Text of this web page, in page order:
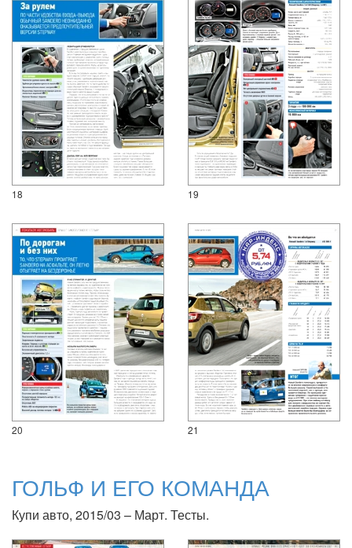
18 19
20 21
ГОЛЬФ И ЕГО КОМАНДА
Купи авто, 2015/03 – Март. Тесты.